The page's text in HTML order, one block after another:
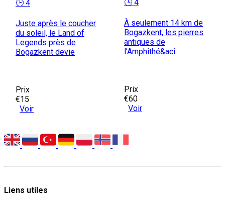
🕒 4
Juste après le coucher
du soleil, le Land of
Legends près de
Bogazkent devie
Prix
€15
Voir
🕒 4
À seulement 14 km de
Bogazkent, les pierres
antiques de
l’Amphithé&aci
Prix
€60
Voir
Liens utiles